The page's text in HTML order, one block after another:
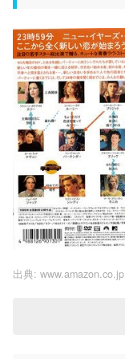
出典: www.amazon.co.jp